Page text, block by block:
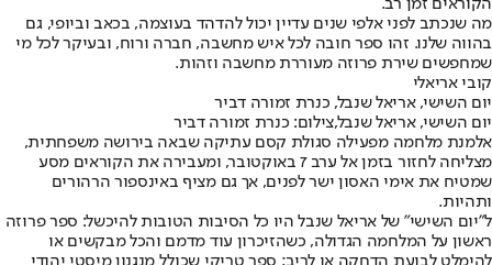
הקוראים זמן רב.
מה שנכתב לפני אלפי שנים עדיין יכול להדהד בעוצמה, בכאב וביופי, גם
בהווה שלנו. זהו ספר חובה לכל איש מחשבה, חברה ורוח, ובעיקר לכל מי
שמחפשים שירת פרוזה מעוררת מחשבה וזהות.
קובי אריאלי
יום השישי, אריאל שנבל, כנרת זמורה דביר
יום השישי, אריאל שנבל,צילום: כנרת זמורה דביר
אלמנת מלחמה מפעילה סגולת קסם עתיקה שבאה בירושה משפחתית,
מצליחה לחזור בזמן אל ערב 7 באוקטובר, ומעבירה את הקוראים מסע
שמטיח את אימי האסון ישר לפנים, אך גם מציף באינספור הרהורים
ותהיות.
ל"יום השישי" של אריאל שנבל היו כל הסיבות הטובות להיכשל: ספר פרוזה
ראשון על המלחמה הגדולה, כשהזיכרון עוד מדמם והכל מבקשים או